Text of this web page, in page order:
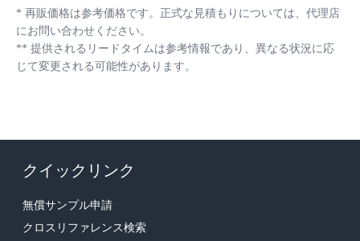
* 再販価格は参考価格です。正式な見積もりについては、代理店
にお問い合わせください。
** 提供されるリードタイムは参考情報であり、異なる状況に応
じて変更される可能性があります。
クイックリンク
無償サンプル申請
クロスリファレンス検索